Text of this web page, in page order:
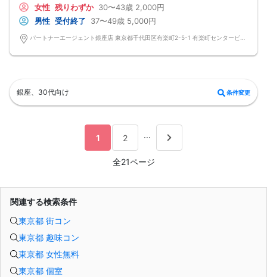
婚活に特化した、OTOCON（オトコン）オリジナルの内容です。
↓
・婚活パーティー開始
・1対1の自己紹介タイム(約6～12分)
気になる方にはアプローチカードを利用して連絡先を渡してみましょう！
※お話しやすかった方のチェックはトークタイム中にお願い致します。
カップルになられた方は、パーティー終了後
お二人でのお時間をお過ごしくださいませ。
その際は開始時刻の3時間前後にご連絡致します。
-------------------------------------------------------
・ご本人様確認書類（運転免許証・保険証など生年月日の記載がある公的な証明
※男性の方はご本人様確認書類以外に独身証明書及び年収証明書の提出が必要とな
※その他、各イベントの内容・注意事項の記載をご確認ください。
女性 残りわずか 30〜43歳 2,000円
男性 受付終了 37〜49歳 5,000円
銀座、30代向け 条件変更
1 2 ...
全21ページ
関連する検索条件
東京都 街コン
東京都 趣味コン
東京都 女性無料
東京都 個室